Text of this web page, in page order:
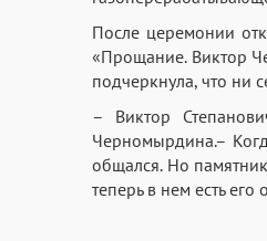
После церемонии
«Прощание. Виктор
подчеркнула, что ни
– Виктор
Черномырдина.–
общался. Но
теперь в нем есть его